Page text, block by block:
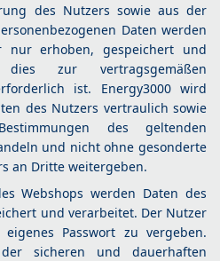
des Nutzers sowie aus der
Daten werden
nur erhoben, gespeichert und
zur vertragsgemäßen
ist. Energy3000 wird
des Nutzers vertraulich sowie
des geltenden
und nicht ohne gesonderte
an Dritte weitergeben.
Webshops werden Daten des
und verarbeitet. Der Nutzer
Passwort zu vergeben.
sicheren und dauerhaften